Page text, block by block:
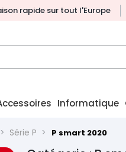
rapide sur tout l'Europe
Informatique
Série P P smart 2020